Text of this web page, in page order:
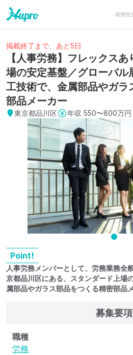
採用担
掲載終了まで、あと5日
【人事労務】フレックス
場の安定基盤／グローバ
工技術で、金属部品やガラ
部品メーカー
東京都品川区 年収 550〜800万円
Point!
人事労務メンバーとして、労務業務全
京都品川区にある、スタンダード上場
属部品やガラス部品をつくる精密部品
募集要項
職種
労務